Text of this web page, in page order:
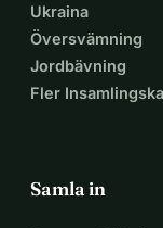
Ukraina
Översvämning
Jordbävning
Fler
Samla in